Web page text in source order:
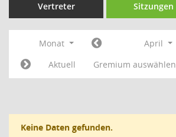
Vertreter Sitzungen
Monat April
Aktuell
Gremium auswählen
Keine Daten gefunden.